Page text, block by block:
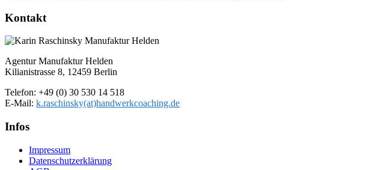
Kontakt
Agentur Manufaktur Helden
Kilianistrasse 8, 12459 Berlin
Telefon: +49 (0) 30 530 14 518
E-Mail: k.raschinsky(at)handwerkcoaching.de
Infos
Impressum
Datenschutz­erklärung